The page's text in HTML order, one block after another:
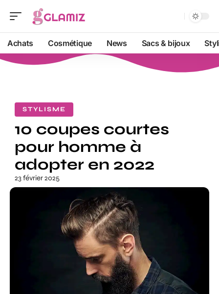
Achats Cosmétique News Sacs & bijoux
STYLISME
10 coupes courtes
pour homme à
adopter en 2022
23 février 2025